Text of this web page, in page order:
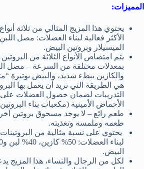
المميزات:
يحتوي هذا المزيج المثالي من ثلاثة
الأكثر فعالية لبناء العضلات: مصل
الميسيلار وبروتين البيض.
يتم امتصاص الأنواع الثلاثة من
بمعدلات مختلفة من السرعة – مصل
والكازين ببطء شديد، والبيض بوتيرة
هي الطريقة التي تريد أن يعمل بها
التدريبات لضمان حصول العضلات
الأحماض الأمينية (مكعبات بناء
طعم رائع – لا يوجد مسحوق بروتين
طعمه وملمسه وتغذيته.
يحتوي على نسبة مثالية من البروتينات
البيض.
لكل من الرجال والنساء، هذا المزيج